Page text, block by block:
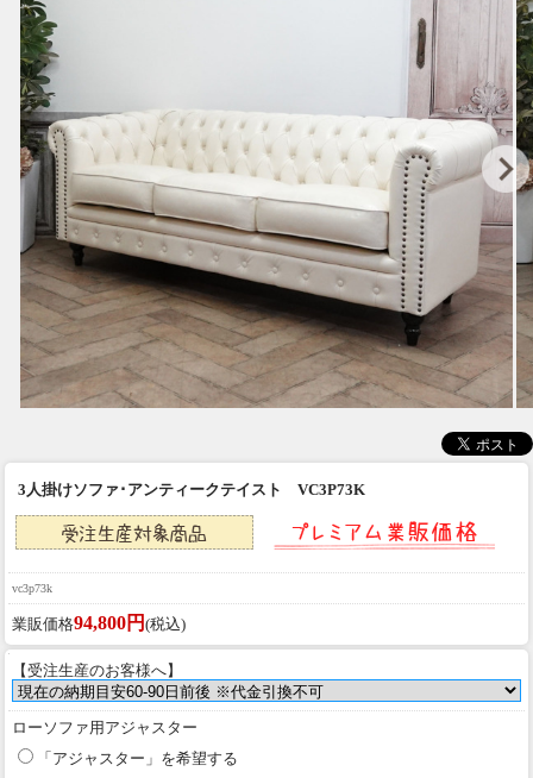
3人掛けソファ･アンティークテイスト VC3P73K
vc3p73k
業販価格94,800円 (税込)
【受注生産のお客様へ】
ローソファ用アジャスター
「アジャスター」を希望する